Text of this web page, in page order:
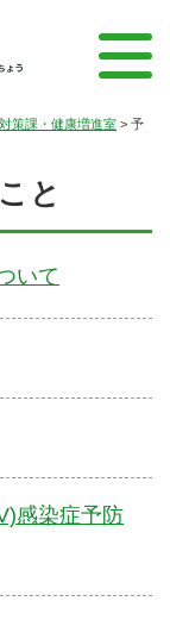
策課・健康増進室 > 予
と
いて
感染症予防